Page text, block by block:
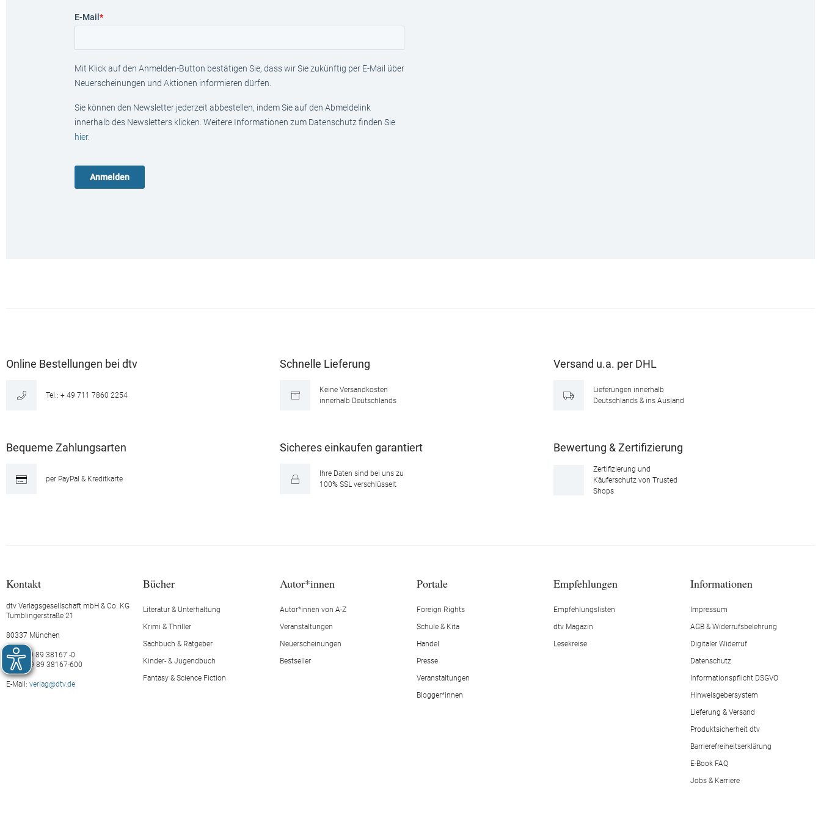
E-Mail *
Mit Klick auf den Anmelden-Button bestätigen Sie, dass wir Sie zukünftig per E-Mail über
Neuerscheinungen und Aktionen informieren dürfen.
Sie können den Newsletter jederzeit abbestellen, indem Sie auf den Abmeldelink
innerhalb des Newsletters klicken. Weitere Informationen zum Datenschutz finden Sie
hier.
Online Bestellungen bei dtv
Tel.: + 49 711 7860 2254
Schnelle Lieferung
Keine Versandkosten
innerhalb Deutschlands
Versand u.a. per DHL
Lieferungen innerhalb
Deutschlands & ins Ausland
Bequeme Zahlungsarten
per PayPal & Kreditkarte
Sicheres einkaufen garantiert
Ihre Daten sind bei uns zu
100% SSL verschlüsselt
Bewertung & Zertifizierung
Zertifizierung und
Käuferschutz von Trusted
Shops
Kontakt
dtv Verlagsgesellschaft mbH & Co. KG
Tumblingerstraße 21
80337 München
Tel.: +49 89 38167 -0
Fax: +49 89 38167-600
E-Mail: verlag@dtv.de
Bücher
Literatur & Unterhaltung
Krimi & Thriller
Sachbuch & Ratgeber
Kinder- & Jugendbuch
Fantasy & Science Fiction
Autor*innen
Autor*innen von A-Z
Veranstaltungen
Neuerscheinungen
Bestseller
Portale
Foreign Rights
Schule & Kita
Handel
Presse
Veranstaltungen
Blogger*innen
Empfehlungen
Empfehlungslisten
dtv Magazin
Lesekreise
Informationen
Impressum
AGB & Widerrufsbelehrung
Digitaler Widerruf
Datenschutz
Informationspflicht DSGVO
Hinweisgebersystem
Lieferung & Versand
Produktsicherheit dtv
Barrierefreiheitserklärung
E-Book FAQ
Jobs & Karriere